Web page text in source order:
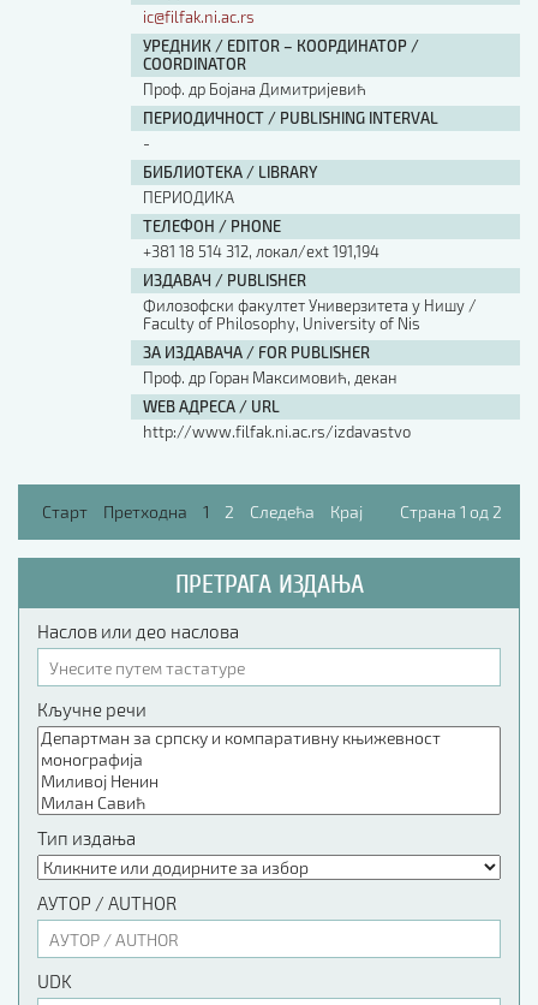
ic@filfak.ni.ac.rs
УРЕДНИК / EDITOR – КООРДИНАТОР /
COORDINATOR
Проф. др Бојана Димитријевић
ПЕРИОДИЧНОСТ / PUBLISHING INTERVAL
-
БИБЛИОТЕКА / LIBRARY
ПЕРИОДИКА
ТЕЛЕФОН / PHONE
+381 18 514 312, локал/ext 191,194
ИЗДАВАЧ / PUBLISHER
Филозофски факултет Универзитета у Нишу /
Faculty of Philosophy, University of Nis
ЗА ИЗДАВАЧА / FOR PUBLISHER
Проф. др Горан Максимовић, декан
WEB АДРЕСА / URL
http://www.filfak.ni.ac.rs/izdavastvo
Старт Претходна 1 2 Следећа Крај Страна 1 од 2
ПРЕТРАГА ИЗДАЊА
Наслов или део наслова
Кључне речи
Тип издања
АУТОР / AUTHOR
UDK